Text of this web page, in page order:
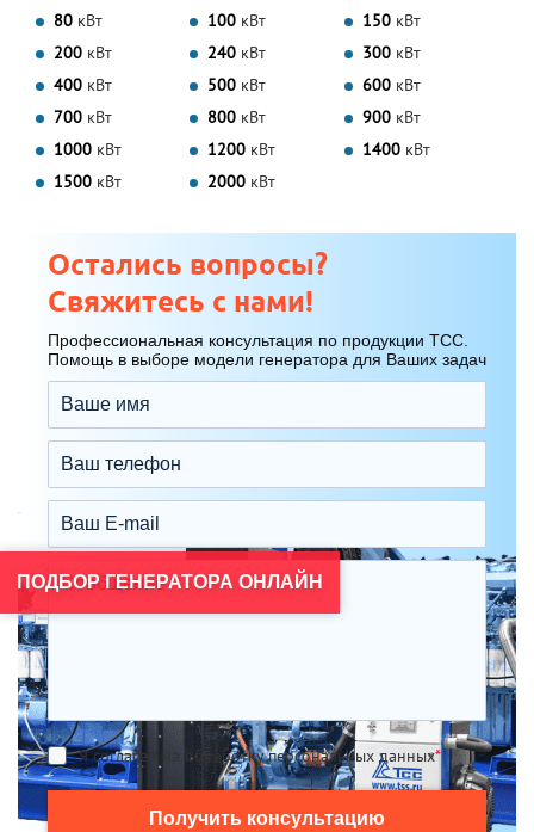
80 кВт 100 кВт 150 кВт
200 кВт 240 кВт 300 кВт
400 кВт 500 кВт 600 кВт
700 кВт 800 кВт 900 кВт
1000 кВт 1200 кВт 1400 кВт
1500 кВт 2000 кВт
Остались вопросы?
Свяжитесь с нами!
Профессиональная консультация по продукции ТСС.
Помощь в выборе модели генератора для Ваших задач
Я согласен на обработку персональных данных*
Получить консультацию
ПОДБОР ГЕНЕРАТОРА ОНЛАЙН